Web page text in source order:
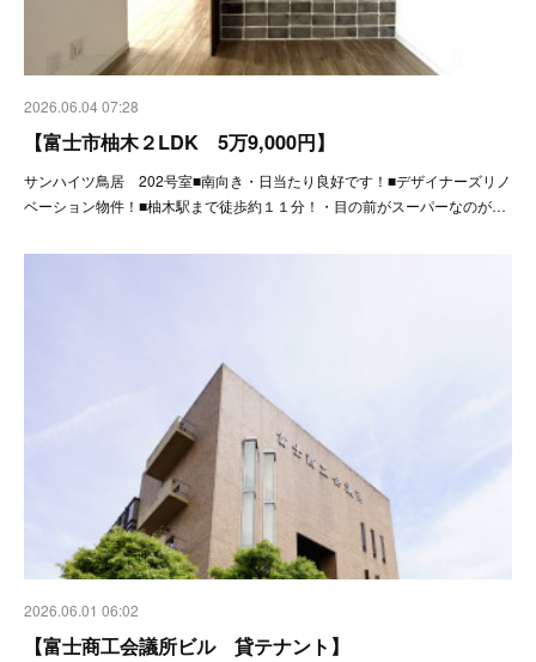
2026.06.04 07:28
【富士市柚木２LDK 5万9,000円】
サンハイツ鳥居 202号室■南向き・日当たり良好です！■デザイナーズリノ
ベーション物件！■柚木駅まで徒歩約１１分！・目の前がスーパーなのが…
2026.06.01 06:02
【富士商工会議所ビル 貸テナント】